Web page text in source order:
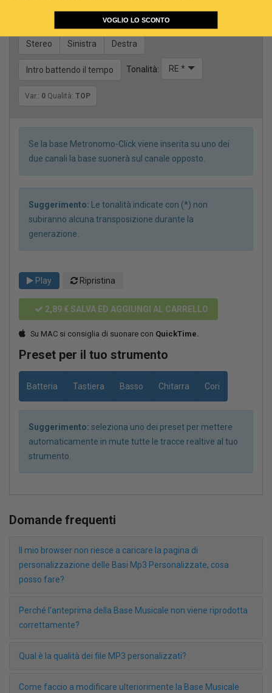
Scegli il canale per il CLICK
Stereo
Sinistra Destra
Intro battendo il tempo Tonalità: RE *
Var.: 0 Qualità: TOP
Se la base Metronomo-Click viene inserita su uno dei
due canali la base suonerà sul canale opposto.
Suggerimento: Le tonalità indicate con (*) non
subiranno alcuna transposizione durante la
generazione.
Play Ripristina
2,89 € SALVA ED AGGIUNGI AL CARRELLO
Su MAC si consiglia di suonare con QuickTime.
Preset per il tuo strumento
Batteria Tastiera Basso Chitarra Cori
Suggerimento: seleziona uno dei preset per mettere
automaticamente in mute tutte le tracce realtive al tuo
strumento.
Domande frequenti
Il mio browser non riesce a caricare la pagina di
personalizzazione delle Basi Mp3 Personalizzate, cosa
posso fare?
Perché l'anteprima della Base Musicale non viene riprodotta
correttamente?
Qual è la qualità dei file MP3 personalizzati?
Come faccio a modificare ulteriorimente la Base Musicale
VOGLIO LO SCONTO